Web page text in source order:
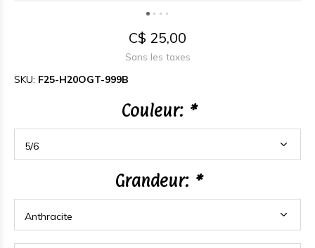
C$ 25,00
Sans les taxes
SKU: F25-H20OGT-999B
Couleur: *
Grandeur: *